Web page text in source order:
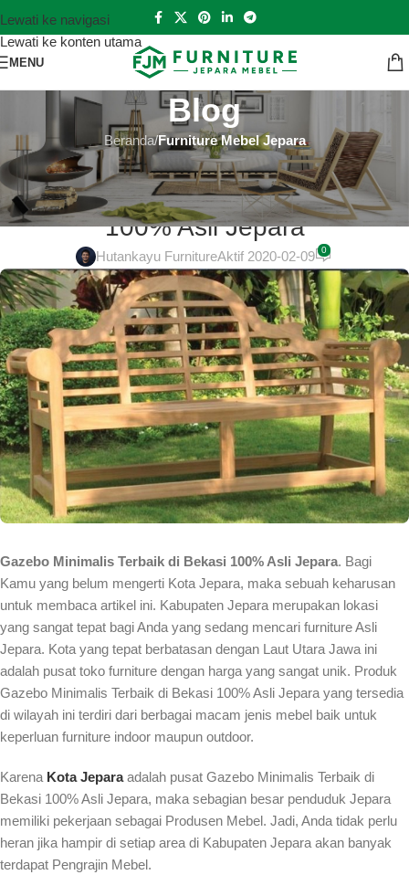
Lewati ke navigasi
Lewati ke konten utama
MENU
Blog
Beranda/Furniture Mebel Jepara
FURNITURE MEBEL JEPARA
Gazebo Minimalis Terbaik di Bekasi
100% Asli Jepara
Hutankayu FurnitureAktif 2020-02-09 0
Gazebo Minimalis Terbaik di Bekasi 100% Asli Jepara. Bagi
Kamu yang belum mengerti Kota Jepara, maka sebuah keharusan
untuk membaca artikel ini. Kabupaten Jepara merupakan lokasi
yang sangat tepat bagi Anda yang sedang mencari furniture Asli
Jepara. Kota yang tepat berbatasan dengan Laut Utara Jawa ini
adalah pusat toko furniture dengan harga yang sangat unik. Produk
Gazebo Minimalis Terbaik di Bekasi 100% Asli Jepara yang tersedia
di wilayah ini terdiri dari berbagai macam jenis mebel baik untuk
keperluan furniture indoor maupun outdoor.
Karena Kota Jeparaadalah pusat Gazebo Minimalis Terbaik di
Bekasi 100% Asli Jepara, maka sebagian besar penduduk Jepara
memiliki pekerjaan sebagai Produsen Mebel. Jadi, Anda tidak perlu
heran jika hampir di setiap area di Kabupaten Jepara akan banyak
terdapat Pengrajin Mebel.